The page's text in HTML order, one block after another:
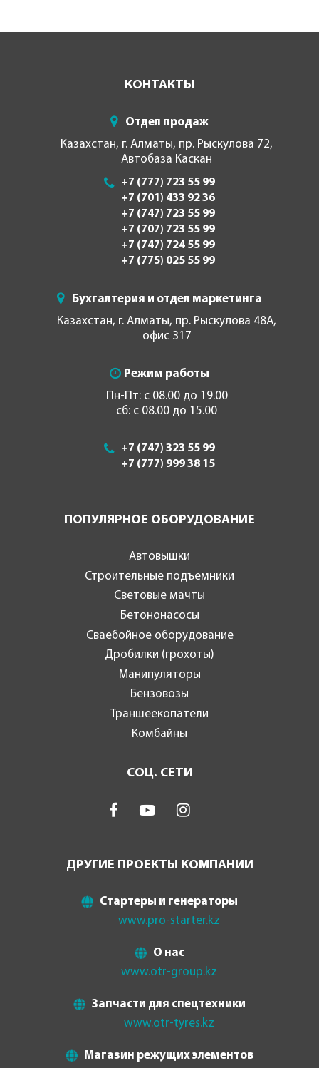
КОНТАКТЫ
Отдел продаж
Казахстан, г. Алматы, пр. Рыскулова 72,
Автобаза Каскан
+7 (777) 723 55 99
+7 (701) 433 92 36
+7 (747) 723 55 99
+7 (707) 723 55 99
+7 (747) 724 55 99
+7 (775) 025 55 99
Бухгалтерия и отдел маркетинга
Казахстан, г. Алматы, пр. Рыскулова 48А,
офис 317
Режим работы
Пн-Пт: с 08.00 до 19.00
сб: с 08.00 до 15.00
+7 (747) 323 55 99
+7 (777) 999 38 15
ПОПУЛЯРНОЕ ОБОРУДОВАНИЕ
Автовышки
Строительные подъемники
Световые мачты
Бетононасосы
Сваебойное оборудование
Дробилки (грохоты)
Манипуляторы
Бензовозы
Траншеекопатели
Комбайны
СОЦ. СЕТИ
ДРУГИЕ ПРОЕКТЫ КОМПАНИИ
Стартеры и генераторы
www.pro-starter.kz
О нас
www.otr-group.kz
Запчасти для спецтехники
www.otr-tyres.kz
Магазин режущих элементов